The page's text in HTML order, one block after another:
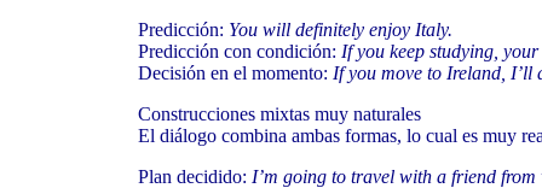
Predicción: You will definitely enjoy Italy.
Predicción con condición: If you keep studying,
Decisión en el momento: If you move to Ireland, I’ll
Construcciones mixtas muy naturales
El diálogo combina ambas formas, lo cual es muy
Plan decidido: I’m going to travel with a friend from